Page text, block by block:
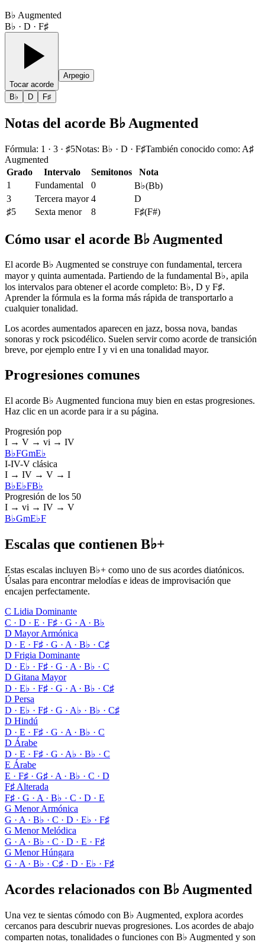
B♭ Augmented
B♭ · D · F♯
Tocar acorde
Arpegio
B♭ D F♯
Notas del acorde B♭ Augmented
Fórmula: 1 · 3 · ♯5Notas: B♭ · D · F♯También conocido como: A♯
Augmented
Grado
Intervalo Semitonos
Nota
1
Fundamental 0 B♭(Bb)
3
Tercera mayor 4
D
♯5
Sexta menor 8 F♯(F#)
Cómo usar el acorde B♭ Augmented
El acorde B♭ Augmented se construye con fundamental, tercera
mayor y quinta aumentada. Partiendo de la fundamental B♭, apila
los intervalos para obtener el acorde completo: B♭, D y F♯.
Aprender la fórmula es la forma más rápida de transportarlo a
cualquier tonalidad.
Los acordes aumentados aparecen en jazz, bossa nova, bandas
sonoras y rock psicodélico. Suelen servir como acorde de transición
breve, por ejemplo entre I y vi en una tonalidad mayor.
Progresiones comunes
El acorde B♭ Augmented funciona muy bien en estas progresiones.
Haz clic en un acorde para ir a su página.
Progresión pop
I → V → vi → IV
B♭FGmE♭
I-IV-V clásica
I → IV → V → I
B♭E♭FB♭
Progresión de los 50
I → vi → IV → V
B♭GmE♭F
Escalas que contienen B♭+
Estas escalas incluyen B♭+ como uno de sus acordes diatónicos.
Úsalas para encontrar melodías e ideas de improvisación que
encajen perfectamente.
C Lidia Dominante
C · D · E · F♯ · G · A · B♭
D Mayor Armónica
D · E · F♯ · G · A · B♭ · C♯
D Frigia Dominante
D · E♭ · F♯ · G · A · B♭ · C
D Gitana Mayor
D · E♭ · F♯ · G · A · B♭ · C♯
D Persa
D · E♭ · F♯ · G · A♭ · B♭ · C♯
D Hindú
D · E · F♯ · G · A · B♭ · C
D Árabe
D · E · F♯ · G · A♭ · B♭ · C
E Árabe
E · F♯ · G♯ · A · B♭ · C · D
F♯ Alterada
F♯ · G · A · B♭ · C · D · E
G Menor Armónica
G · A · B♭ · C · D · E♭ · F♯
G Menor Melódica
G · A · B♭ · C · D · E · F♯
G Menor Húngara
G · A · B♭ · C♯ · D · E♭ · F♯
Acordes relacionados con B♭ Augmented
Una vez te sientas cómodo con B♭ Augmented, explora acordes
cercanos para descubrir nuevas progresiones. Los acordes de abajo
comparten notas, tonalidades o funciones con B♭ Augmented y son